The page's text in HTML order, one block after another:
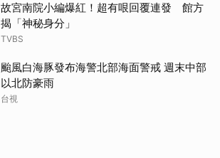
故宮南院小編爆紅！超有哏回覆連發 館方
揭「神秘身分」
TVBS
颱風白海豚發布海警北部海面警戒 週末中部
以北防豪雨
台視